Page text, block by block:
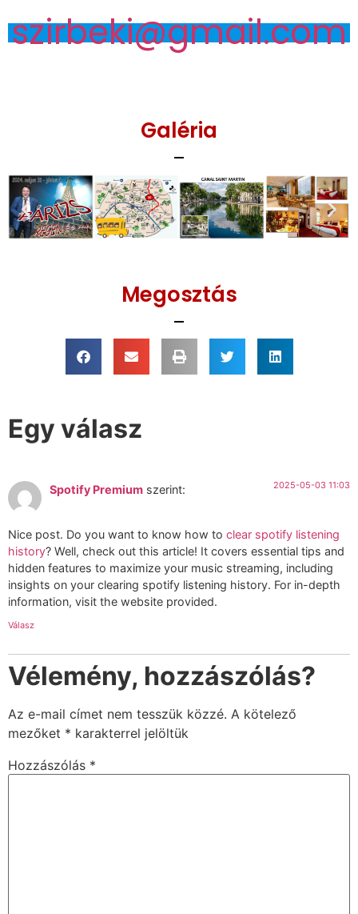
KÖSZÖNÖM!
Eiffel torony belépő / 20 -30 euro
Szeretettel várom a jelentkezésetek! Amennyiben
kérdésetek merülne fel, keressetek!
szirbeki@gmail.com
Galéria
Megosztás
Egy válasz
Nice post. Do you want to know how to
history ? Well, check out this article! It covers essential tips and
hidden features to maximize your music streaming, including